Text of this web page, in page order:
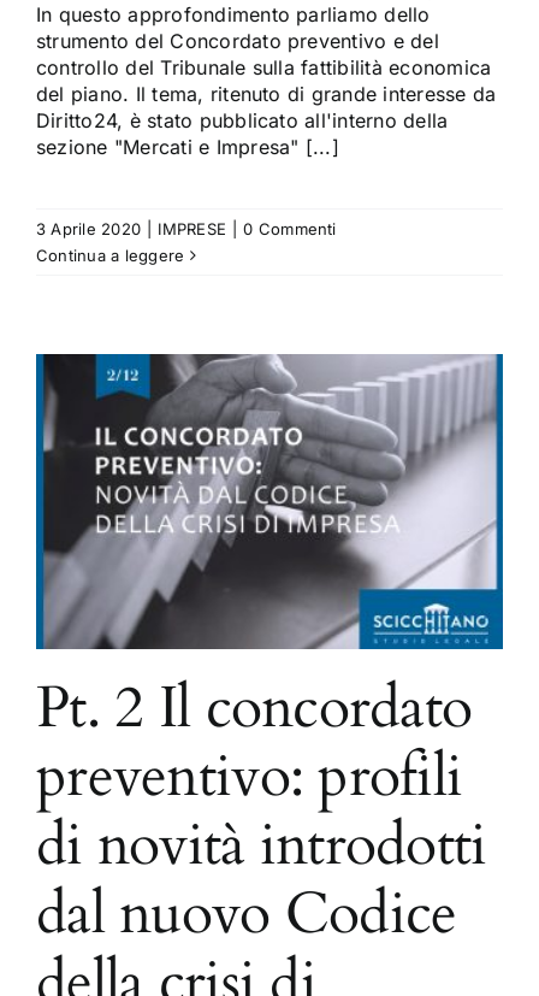
In questo approfondimento parliamo dello
strumento del Concordato preventivo e del
controllo del Tribunale sulla fattibilità economica
del piano. Il tema, ritenuto di grande interesse da
Diritto24, è stato pubblicato all'interno della
sezione "Mercati e Impresa" [...]
3 Aprile 2020 IMPRESE
0 Commenti
Continua a leggere
Pt. 2 Il concordato
preventivo: profili
di novità introdotti
dal nuovo Codice